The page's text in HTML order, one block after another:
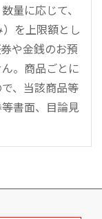
量に応じて、
を上限額とし
や金銭のお預
。商品ごとに
、当該商品等
書面、目論見